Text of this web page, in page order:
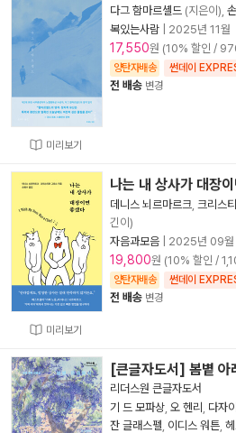
미리보기
다그 함마르셸드 (지은이),
복있는사람
2025년 11월
17,550원 (10% 할인 /
양탄자배송 썬데이
전 배송 변경
미리보기
나는 내 상사가 대장
데니스 뇌르마르크 크리스
긴이)
자음과모음
2025년 09월
19,800원 (10% 할인 /
양탄자배송 썬데이
전 배송 변경
[큰글자도서] 봄볕 아
리더스원 큰글자도서
기 드 모파상 오 헨리 다자
잔 글래스펠 이디스 워튼